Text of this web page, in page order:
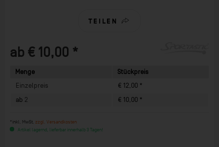
TEILEN
ab € 10,00 *
Menge
Stückpreis
Einzelpreis
€ 12,00 *
ab 2 € 10,00 *
*inkl. MwSt. zzgl. Versandkosten
Artikel lagernd, lieferbar innerhalb 3 Tagen!